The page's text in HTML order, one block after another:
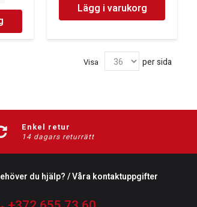
Lägg i varukorg
Visa per sida
Enkel retur
14 dagars returrätt
du hjälp? / Våra kontaktuppgifter